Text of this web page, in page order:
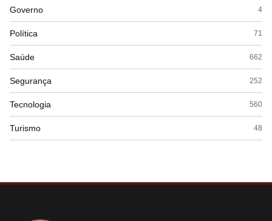
Governo 4
Política 71
Saúde 662
Segurança 252
Tecnologia 560
Turismo 48